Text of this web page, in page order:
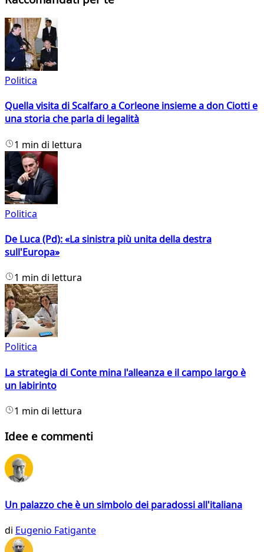
Politica
Quella visita di Scalfaro a Corleone insieme a don Ciotti e
una storia che parla di legalità
1 min di lettura
Politica
De Luca (Pd): «La sinistra più unita della destra
sull'Europa»
1 min di lettura
Politica
La strategia di Conte mina l'alleanza e il campo largo è
un labirinto
1 min di lettura
Idee e commenti
Un palazzo che è un simbolo dei paradossi all'italiana
di Eugenio Fatigante